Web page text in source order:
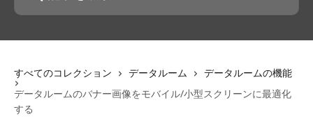
すべてのコレクション データルーム
データルームの機能
データルームのバナー画像をモバイル/小型スクリーンに最適化
する